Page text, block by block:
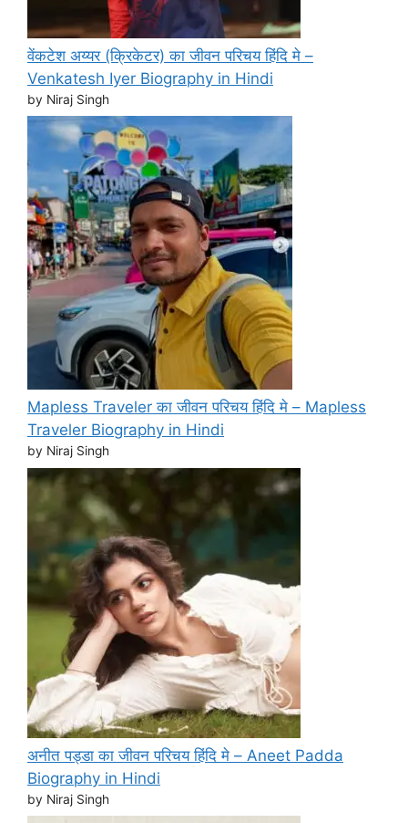
वेंकटेश अय्यर (क्रिकेटर) का जीवन परिचय हिंदि मे –
Venkatesh Iyer Biography in Hindi
by Niraj Singh
Mapless Traveler का जीवन परिचय हिंदि मे – Mapless
Traveler Biography in Hindi
by Niraj Singh
अनीत पड्डा का जीवन परिचय हिंदि मे – Aneet Padda
Biography in Hindi
by Niraj Singh